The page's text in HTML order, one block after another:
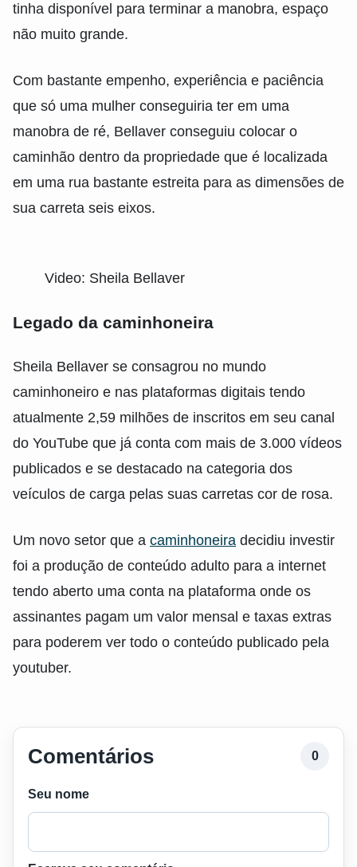
tinha disponível para terminar a manobra, espaço
não muito grande.
Com bastante empenho, experiência e paciência
que só uma mulher conseguiria ter em uma
manobra de ré, Bellaver conseguiu colocar o
caminhão dentro da propriedade que é localizada
em uma rua bastante estreita para as dimensões de
sua carreta seis eixos.
Video: Sheila Bellaver
Legado da caminhoneira
Sheila Bellaver se consagrou no mundo
caminhoneiro e nas plataformas digitais tendo
atualmente 2,59 milhões de inscritos em seu canal
do YouTube que já conta com mais de 3.000 vídeos
publicados e se destacado na categoria dos
veículos de carga pelas suas carretas cor de rosa.
Um novo setor que a caminhoneira decidiu investir
foi a produção de conteúdo adulto para a internet
tendo aberto uma conta na plataforma onde os
assinantes pagam um valor mensal e taxas extras
para poderem ver todo o conteúdo publicado pela
youtuber.
Comentários 0
Seu nome